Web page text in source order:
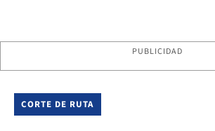
PUBLICIDAD
CORTE DE RUTA